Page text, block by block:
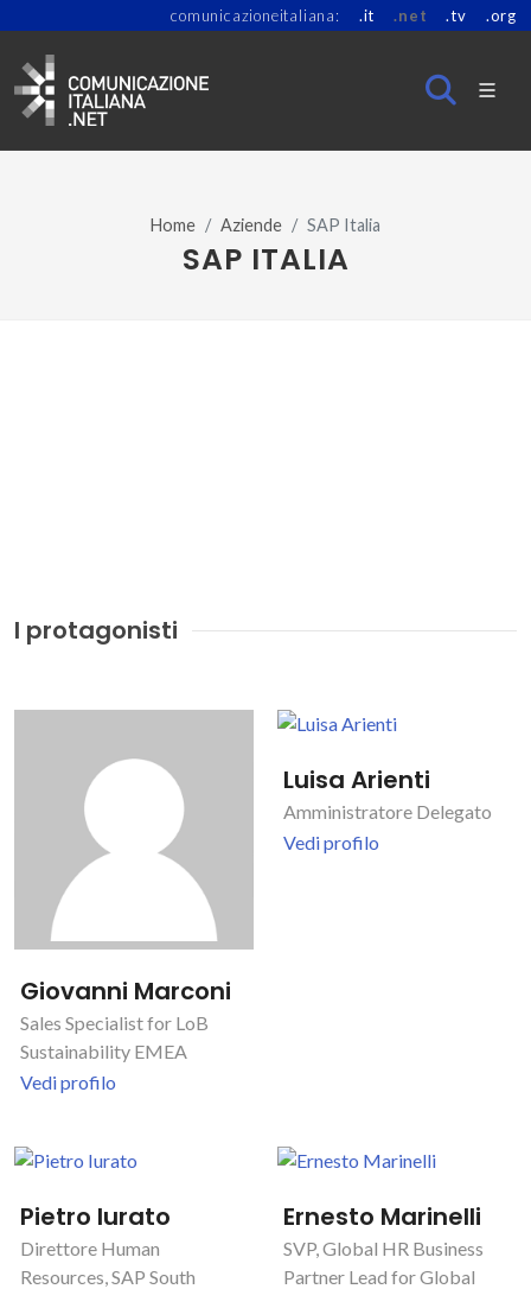
comunicazioneitaliana: .it .net .tv .org
Home Aziende SAP Italia
SAP ITALIA
I protagonisti
Giovanni Marconi
Sales Specialist for LoB
Sustainability EMEA
Vedi profilo
Luisa Arienti
Amministratore Delegato
Vedi profilo
Pietro Iurato
Direttore Human
Resources, SAP South
Ernesto Marinelli
SVP, Global HR Business
Partner Lead for Global